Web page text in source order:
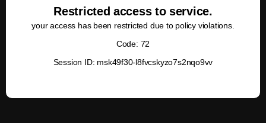
Restricted access to service.
your access has been restricted due to policy violations.
Code: 72
Session ID: msk49f30-l8fvcskyzo7s2nqo9vv